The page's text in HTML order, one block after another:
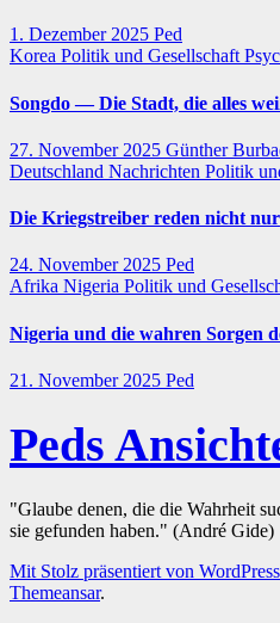
1. Dezember 2025 Ped
Korea Politik und Gesellschaft
Songdo — Die Stadt, die alles
27. November 2025 Günther
Deutschland Nachrichten Politik
Die Kriegstreiber reden nicht nur
24. November 2025 Ped
Afrika Nigeria Politik und
Nigeria und die wahren Sorgen
21. November 2025 Ped
Peds
"Glaube denen, die die Wahrheit
sie gefunden haben." (André Gide)
Mit Stolz präsentiert von WordPress
Themeansar.